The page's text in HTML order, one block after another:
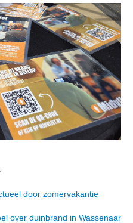
door zomervakantie
over duinbrand in Wassenaar